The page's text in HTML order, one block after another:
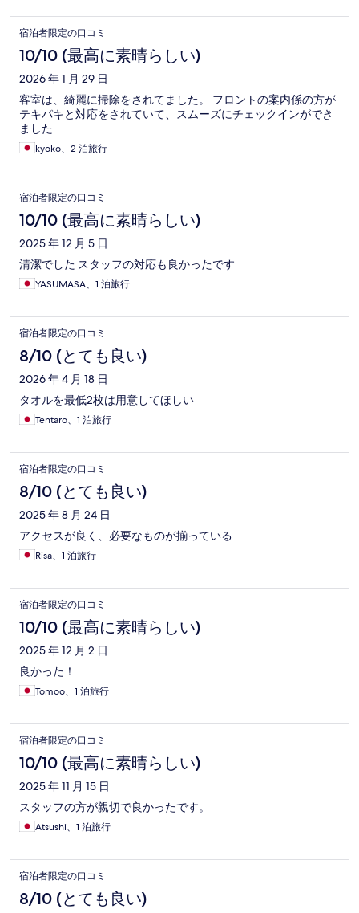
宿泊者限定の口コミ
10/10 (最高に素晴らしい)
2026 年 1 月 29 日
客室は、綺麗に掃除をされてました。 フロントの案内係の方が
テキパキと対応をされていて、スムーズにチェックインができ
ました
kyoko、2 泊旅行
宿泊者限定の口コミ
10/10 (最高に素晴らしい)
2025 年 12 月 5 日
清潔でした スタッフの対応も良かったです
YASUMASA、1 泊旅行
宿泊者限定の口コミ
8/10 (とても良い)
2026 年 4 月 18 日
タオルを最低2枚は用意してほしい
Tentaro、1 泊旅行
宿泊者限定の口コミ
8/10 (とても良い)
2025 年 8 月 24 日
アクセスが良く、必要なものが揃っている
Risa、1 泊旅行
宿泊者限定の口コミ
10/10 (最高に素晴らしい)
2025 年 12 月 2 日
良かった！
Tomoo、1 泊旅行
宿泊者限定の口コミ
10/10 (最高に素晴らしい)
2025 年 11 月 15 日
スタッフの方が親切で良かったです。
Atsushi、1 泊旅行
宿泊者限定の口コミ
8/10 (とても良い)